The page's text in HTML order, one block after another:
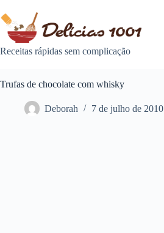
para
conteúdo
Receitas rápidas sem complicação
Trufas de chocolate com whisky
Deborah 7 de julho de 2010